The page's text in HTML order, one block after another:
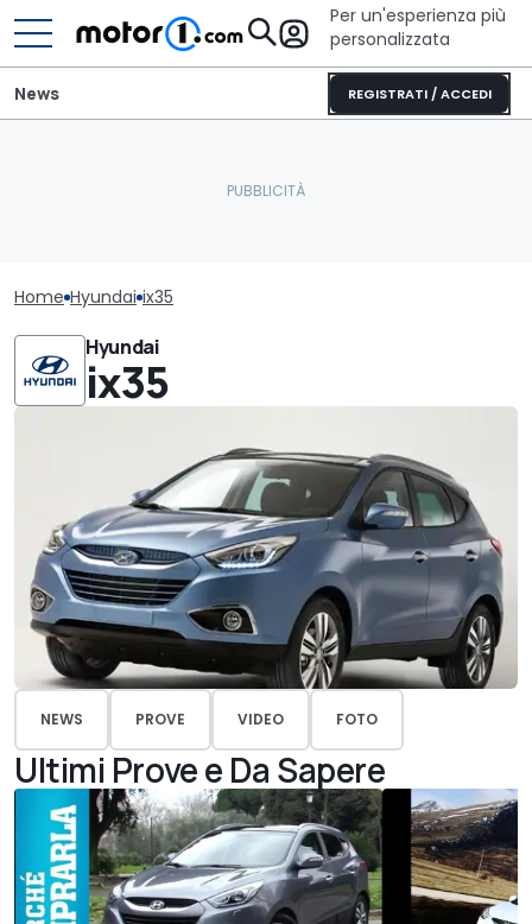
Per un'esperienza più
personalizzata
REGISTRATI / ACCEDI
News
Home Hyundai ix35
Hyundai
ix35
NEWS PROVE VIDEO FOTO
Ultimi Prove e Da Sapere